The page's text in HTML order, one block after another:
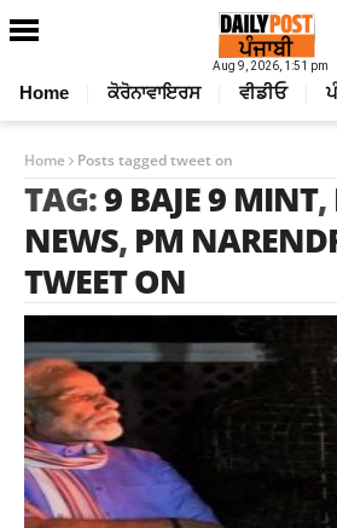
Aug 9, 2026, 1:51 pm
Home ਕੋਰੋਨਾਵਾਇਰਸ ਵੀਡੀਓ
Home Posts tagged tweet on
TAG:9 BAJE 9 MINT,
NEWS, PM
TWEET ON